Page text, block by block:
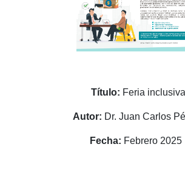
Título: Feria inclusiva
Autor: Dr. Juan Carlos
Fecha: Febrero 2025